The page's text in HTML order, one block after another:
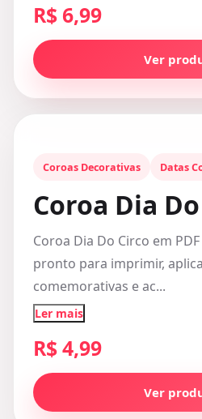
R$ 6,99
Ver
Coroas Decorativas Datas
Coroa Dia
Coroa Dia Do Circo em
pronto para imprimir,
comemorativas e ac...
Ler mais
R$ 4,99
Ver